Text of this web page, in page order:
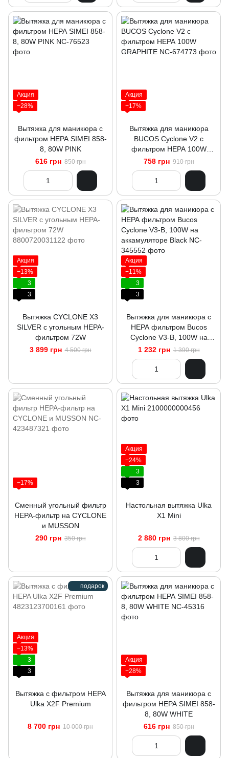
Акция
−28%
Вытяжка для маникюра с
фильтром НЕРА SIMEI 858-
8, 80W PINK
616 грн 850 грн
Акция
−17%
Вытяжка для маникюра
BUCOS Cyclone V2 с
фильтром НЕРА 100W
GRAPHITE
758 грн 910 грн
Акция
−13%
3
3
Вытяжка CYCLONE X3
SILVER с угольным НЕРА-
фильтром 72W
3 899 грн 4 500 грн
Акция
−11%
3
3
Вытяжка для маникюра с
НЕРА фильтром Bucos
Cyclone V3-B, 100W на
аккамуляторе Black
1 232 грн 1 390 грн
−17%
Сменный угольный фильтр
НЕРА-фильтр на CYCLONE
и MUSSON
290 грн 350 грн
Акция
−24%
3
3
Настольная вытяжка Ulka
X1 Mini
2 880 грн 3 800 грн
подарок
Акция
−13%
3
3
Вытяжка с фильтром HEPA
Ulka X2F Premium
8 700 грн 10 000 грн
Акция
−28%
Вытяжка для маникюра с
фильтром НЕРА SIMEI 858-
8, 80W WHITE
616 грн 850 грн